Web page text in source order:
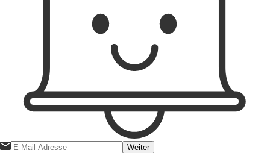
Weiter